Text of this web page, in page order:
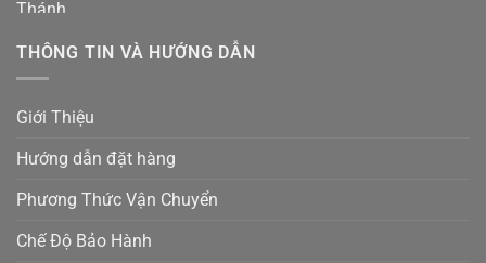
THÔNG TIN VÀ HƯỚNG DẪN
Giới Thiệu
Hướng dẫn đặt hàng
Phương Thức Vận Chuyển
Chế Độ Bảo Hành